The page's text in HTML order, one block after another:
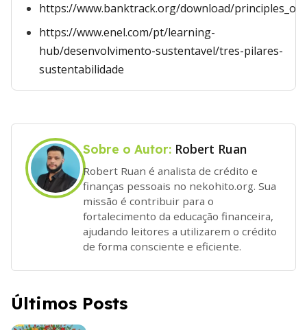
https://www.banktrack.org/download/
https://www.enel.com/pt/learning-
hub/desenvolvimento-sustentavel/tres-pilares-
sustentabilidade
Sobre o Autor: Robert Ruan
Robert Ruan é analista de crédito e
finanças pessoais no nekohito.org. Sua
missão é contribuir para o
fortalecimento da educação financeira,
ajudando leitores a utilizarem o crédito
de forma consciente e eficiente.
Últimos Posts